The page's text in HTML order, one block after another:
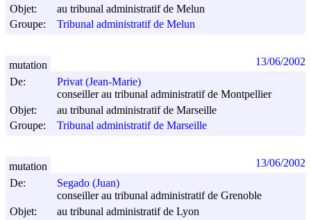
Objet:
au tribunal administratif de Melun
Groupe:
Tribunal administratif de Melun
De:
Privat (Jean-Marie)
conseiller au tribunal administratif de Montpellier
Objet:
au tribunal administratif de Marseille
Groupe:
Tribunal administratif de Marseille
mutation 13/06/2002
De:
Segado (Juan)
conseiller au tribunal administratif de Grenoble
Objet:
au tribunal administratif de Lyon
mutation 13/06/2002